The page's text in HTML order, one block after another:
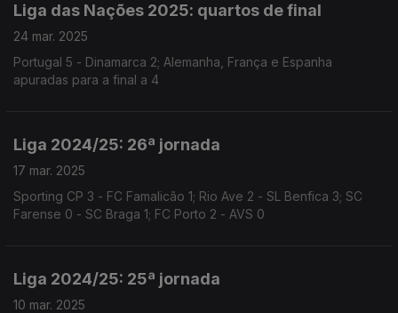
Liga das Nações 2025: quartos de final
24 mar. 2025
Portugal 5 - Dinamarca 2; Alemanha, França e Espanha
apuradas para a final a 4
Liga 2024/25: 26ª jornada
17 mar. 2025
Sporting CP 3 - FC Famalicão 1; Rio Ave 2 - SL Benfica 3; SC
Farense 0 - SC Braga 1; FC Porto 2 - AVS 0
Liga 2024/25: 25ª jornada
10 mar. 2025